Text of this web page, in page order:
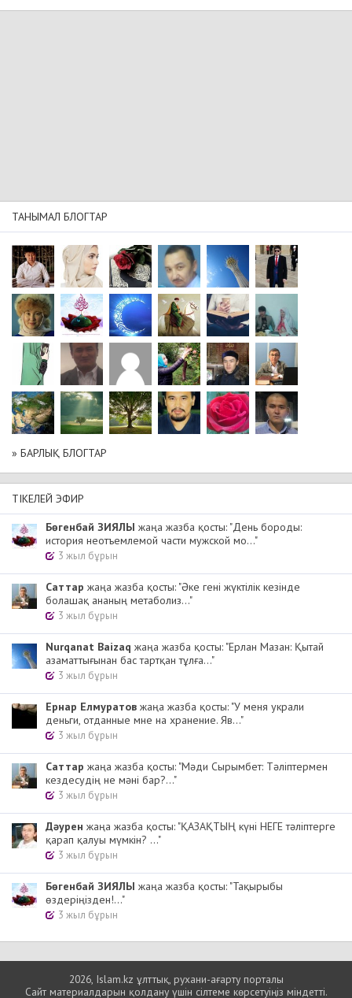
ТАНЫМАЛ БЛОГТАР
» БАРЛЫҚ БЛОГТАР
ТІКЕЛЕЙ ЭФИР
Бөгенбай ЗИЯЛЫ жаңа жазба қосты: "День бороды:
история неотъемлемой части мужской мо..."
3 жыл бұрын
Cаттар жаңа жазба қосты: "Әке гені жүктілік кезінде
болашақ ананың метаболиз..."
3 жыл бұрын
Nurqanat Baizaq жаңа жазба қосты: "Ерлан Мазан: Қытай
азаматтығынан бас тартқан тұлға..."
3 жыл бұрын
Ернар Елмуратов жаңа жазба қосты: "У меня украли
деньги, отданные мне на хранение. Яв..."
3 жыл бұрын
Cаттар жаңа жазба қосты: "Мәди Сырымбет: Тәліптермен
кездесудің не мәні бар?..."
3 жыл бұрын
Дәурен жаңа жазба қосты: "ҚАЗАҚТЫҢ күні НЕГЕ тәліптерге
қарап қалуы мүмкін? ..."
3 жыл бұрын
Бөгенбай ЗИЯЛЫ жаңа жазба қосты: "Тақырыбы
өздеріңізден!..."
3 жыл бұрын
2026, Islam.kz ұлттық, рухани-ағарту порталы
Сайт материалдарын қолдану үшін сілтеме көрсетуіңіз міндетті.